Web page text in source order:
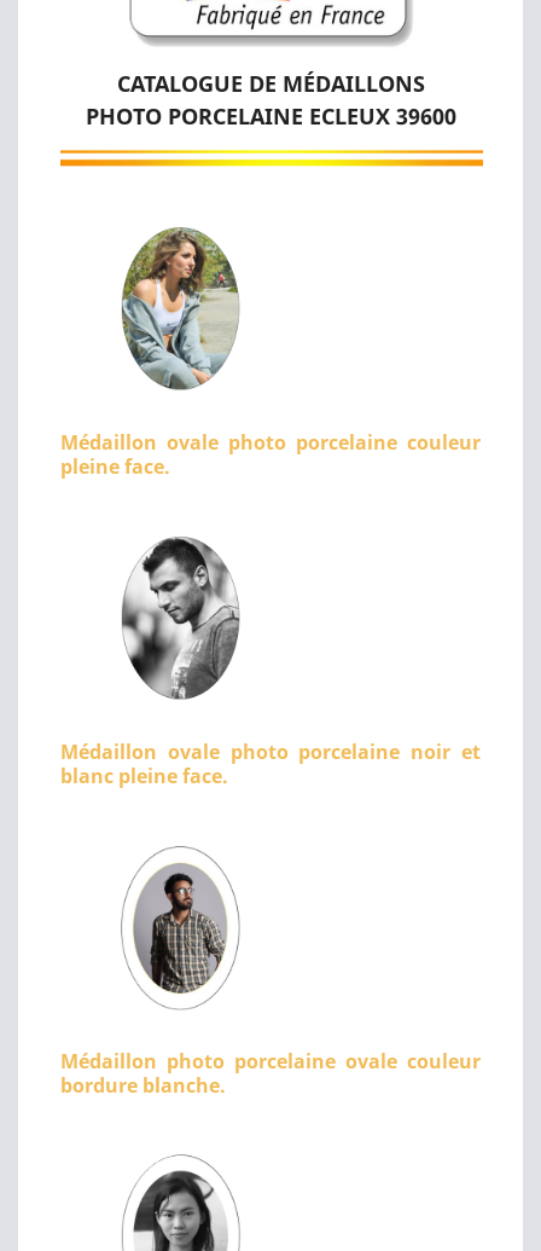
CATALOGUE DE MÉDAILLONS
PHOTO PORCELAINE ECLEUX 39600
Médaillon ovale photo porcelaine couleur
pleine face.
Médaillon ovale photo porcelaine noir et
blanc pleine face.
Médaillon photo porcelaine ovale couleur
bordure blanche.